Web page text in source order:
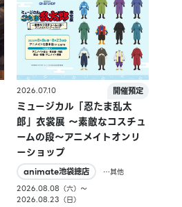
2026.07.10
ミュージカル「忍たま乱太
郎」衣裳展 ～素敵なコスチュ
ームの段～アニメイトオンリ
ーショップ
animate池袋總店
…其他
2026.08.08（六）〜
2026.08.23（日）